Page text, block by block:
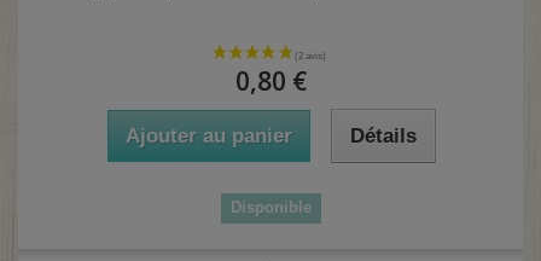
0,80 €
Ajouter au panier Détails
Disponible